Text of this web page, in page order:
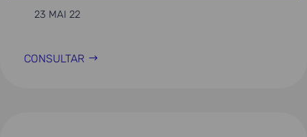
23 MAI 22
CONSULTAR